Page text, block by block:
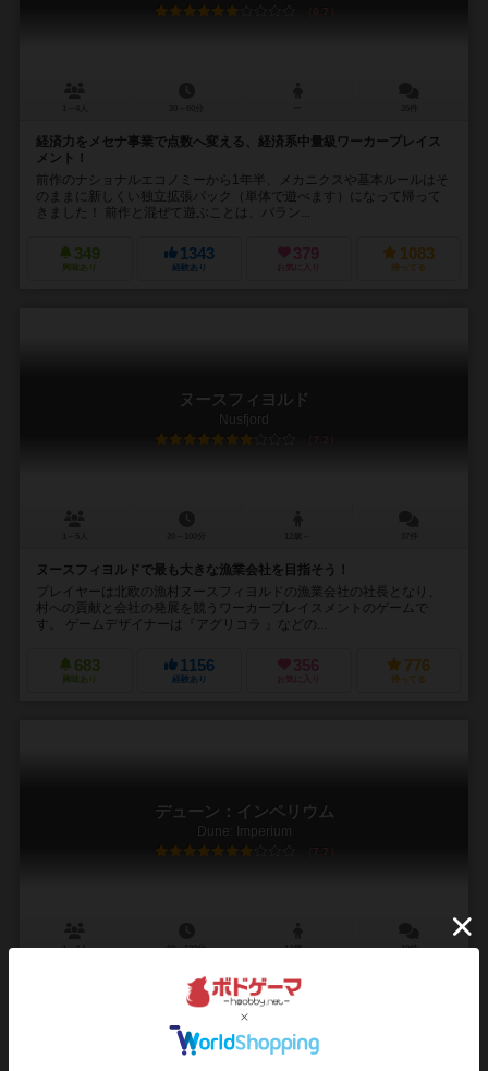
6.7
経済力をメセナ事業で点数へ変える、経済系中量級ワーカープレイス
メント！
前作のナショナルエコノミーから1年半、メカニクスや基本ルールはそ
のままに新しくい独立拡張パック（単体で遊べます）になって帰って
きました！ 前作と混ぜて遊ぶことは、バラン...
349
興味あり
1343
経験あり
379
お気に入り
1083
持ってる
ヌースフィヨルド
Nusfjord
7.2
ヌースフィヨルドで最も大きな漁業会社を目指そう！
プレイヤーは北欧の漁村ヌースフィヨルドの漁業会社の社長となり、
村への貢献と会社の発展を競うワーカープレイスメントのゲームで
す。 ゲームデザイナーは『アグリコラ 』などの...
683
興味あり
1156
経験あり
356
お気に入り
776
持ってる
デューン：インペリウム
Dune: Imperium
7.7
1～4人 60～120分 14歳～ 19件
砂の惑星デューン。スパイスの支配権をかけて、激しい抗争を制する
「スパイスこそが、宇宙でもっとも重要である！」 惑星デューンで
は、スパイスの利権をめぐる争いが過熱している。体制を維持したい
皇帝。物体転送技術を独占する組織。謀略を練り暗躍す...